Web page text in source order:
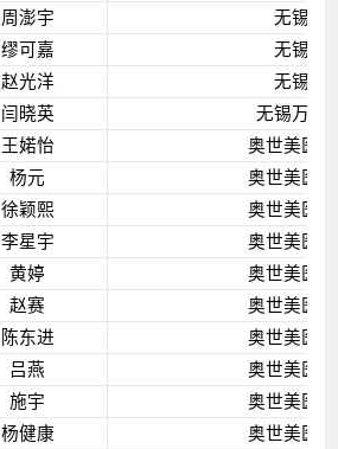
周澎宇
无锡众
缪可嘉
无锡众
赵光洋
无锡众
闫晓英
无锡万斯
王婼怡
奥世美医
杨元
奥世美医
徐颖熙
奥世美医
李星宇
奥世美医
黄婷
奥世美医
赵赛
奥世美医
陈东进
奥世美医
吕燕
奥世美医
施宇
奥世美医
杨健康
奥世美医